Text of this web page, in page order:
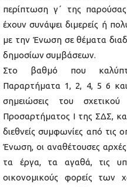
περίπτωση γ΄ της
έχουν συνάψει διμερείς ή
με την Ένωση σε θέματα
δημοσίων συμβάσεων.
Στο βαθμό που
Παραρτήματα 1, 2, 4, 5 6 και
σημειώσεις του
Προσαρτήματος I της ΣΔΣ,
διεθνείς συμφωνίες από τις
Ένωση, οι αναθέτουσες
τα έργα, τα αγαθά, τις
οικονομικούς φορείς των